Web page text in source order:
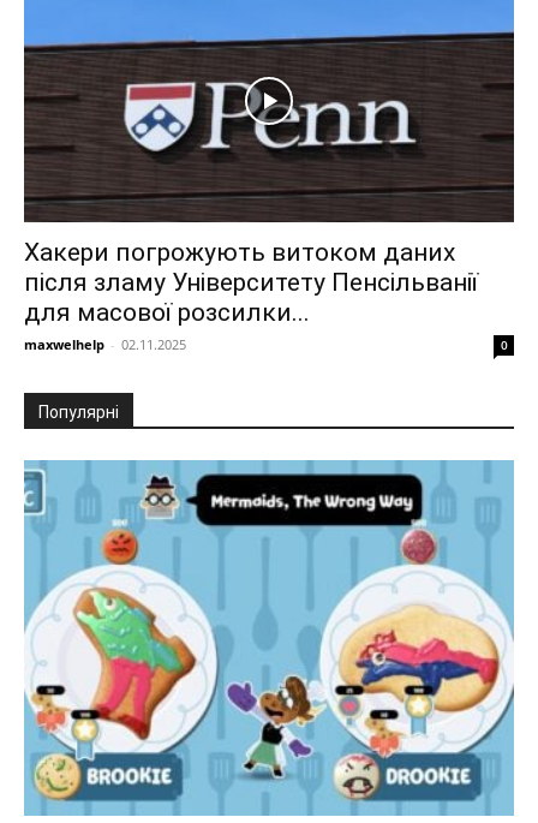
Хакери погрожують витоком даних
після зламу Університету Пенсільванії
для масової розсилки...
maxwelhelp - 02.11.2025 0
Популярні